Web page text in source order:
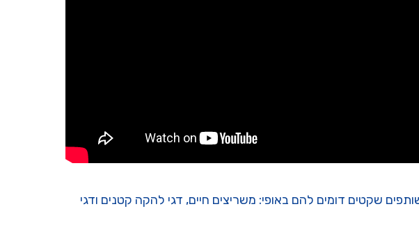
שקטים דומים להם באופי: משריצים חיים, דגי להקה קטנים ודגי